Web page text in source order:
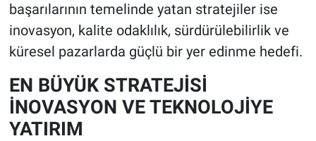
başarılarının temelinde yatan stratejiler ise
inovasyon, kalite odaklılık, sürdürülebilirlik ve
küresel pazarlarda güçlü bir yer edinme hedefi.
EN BÜYÜK STRATEJİSİ
İNOVASYON VE TEKNOLOJİYE
YATIRIM